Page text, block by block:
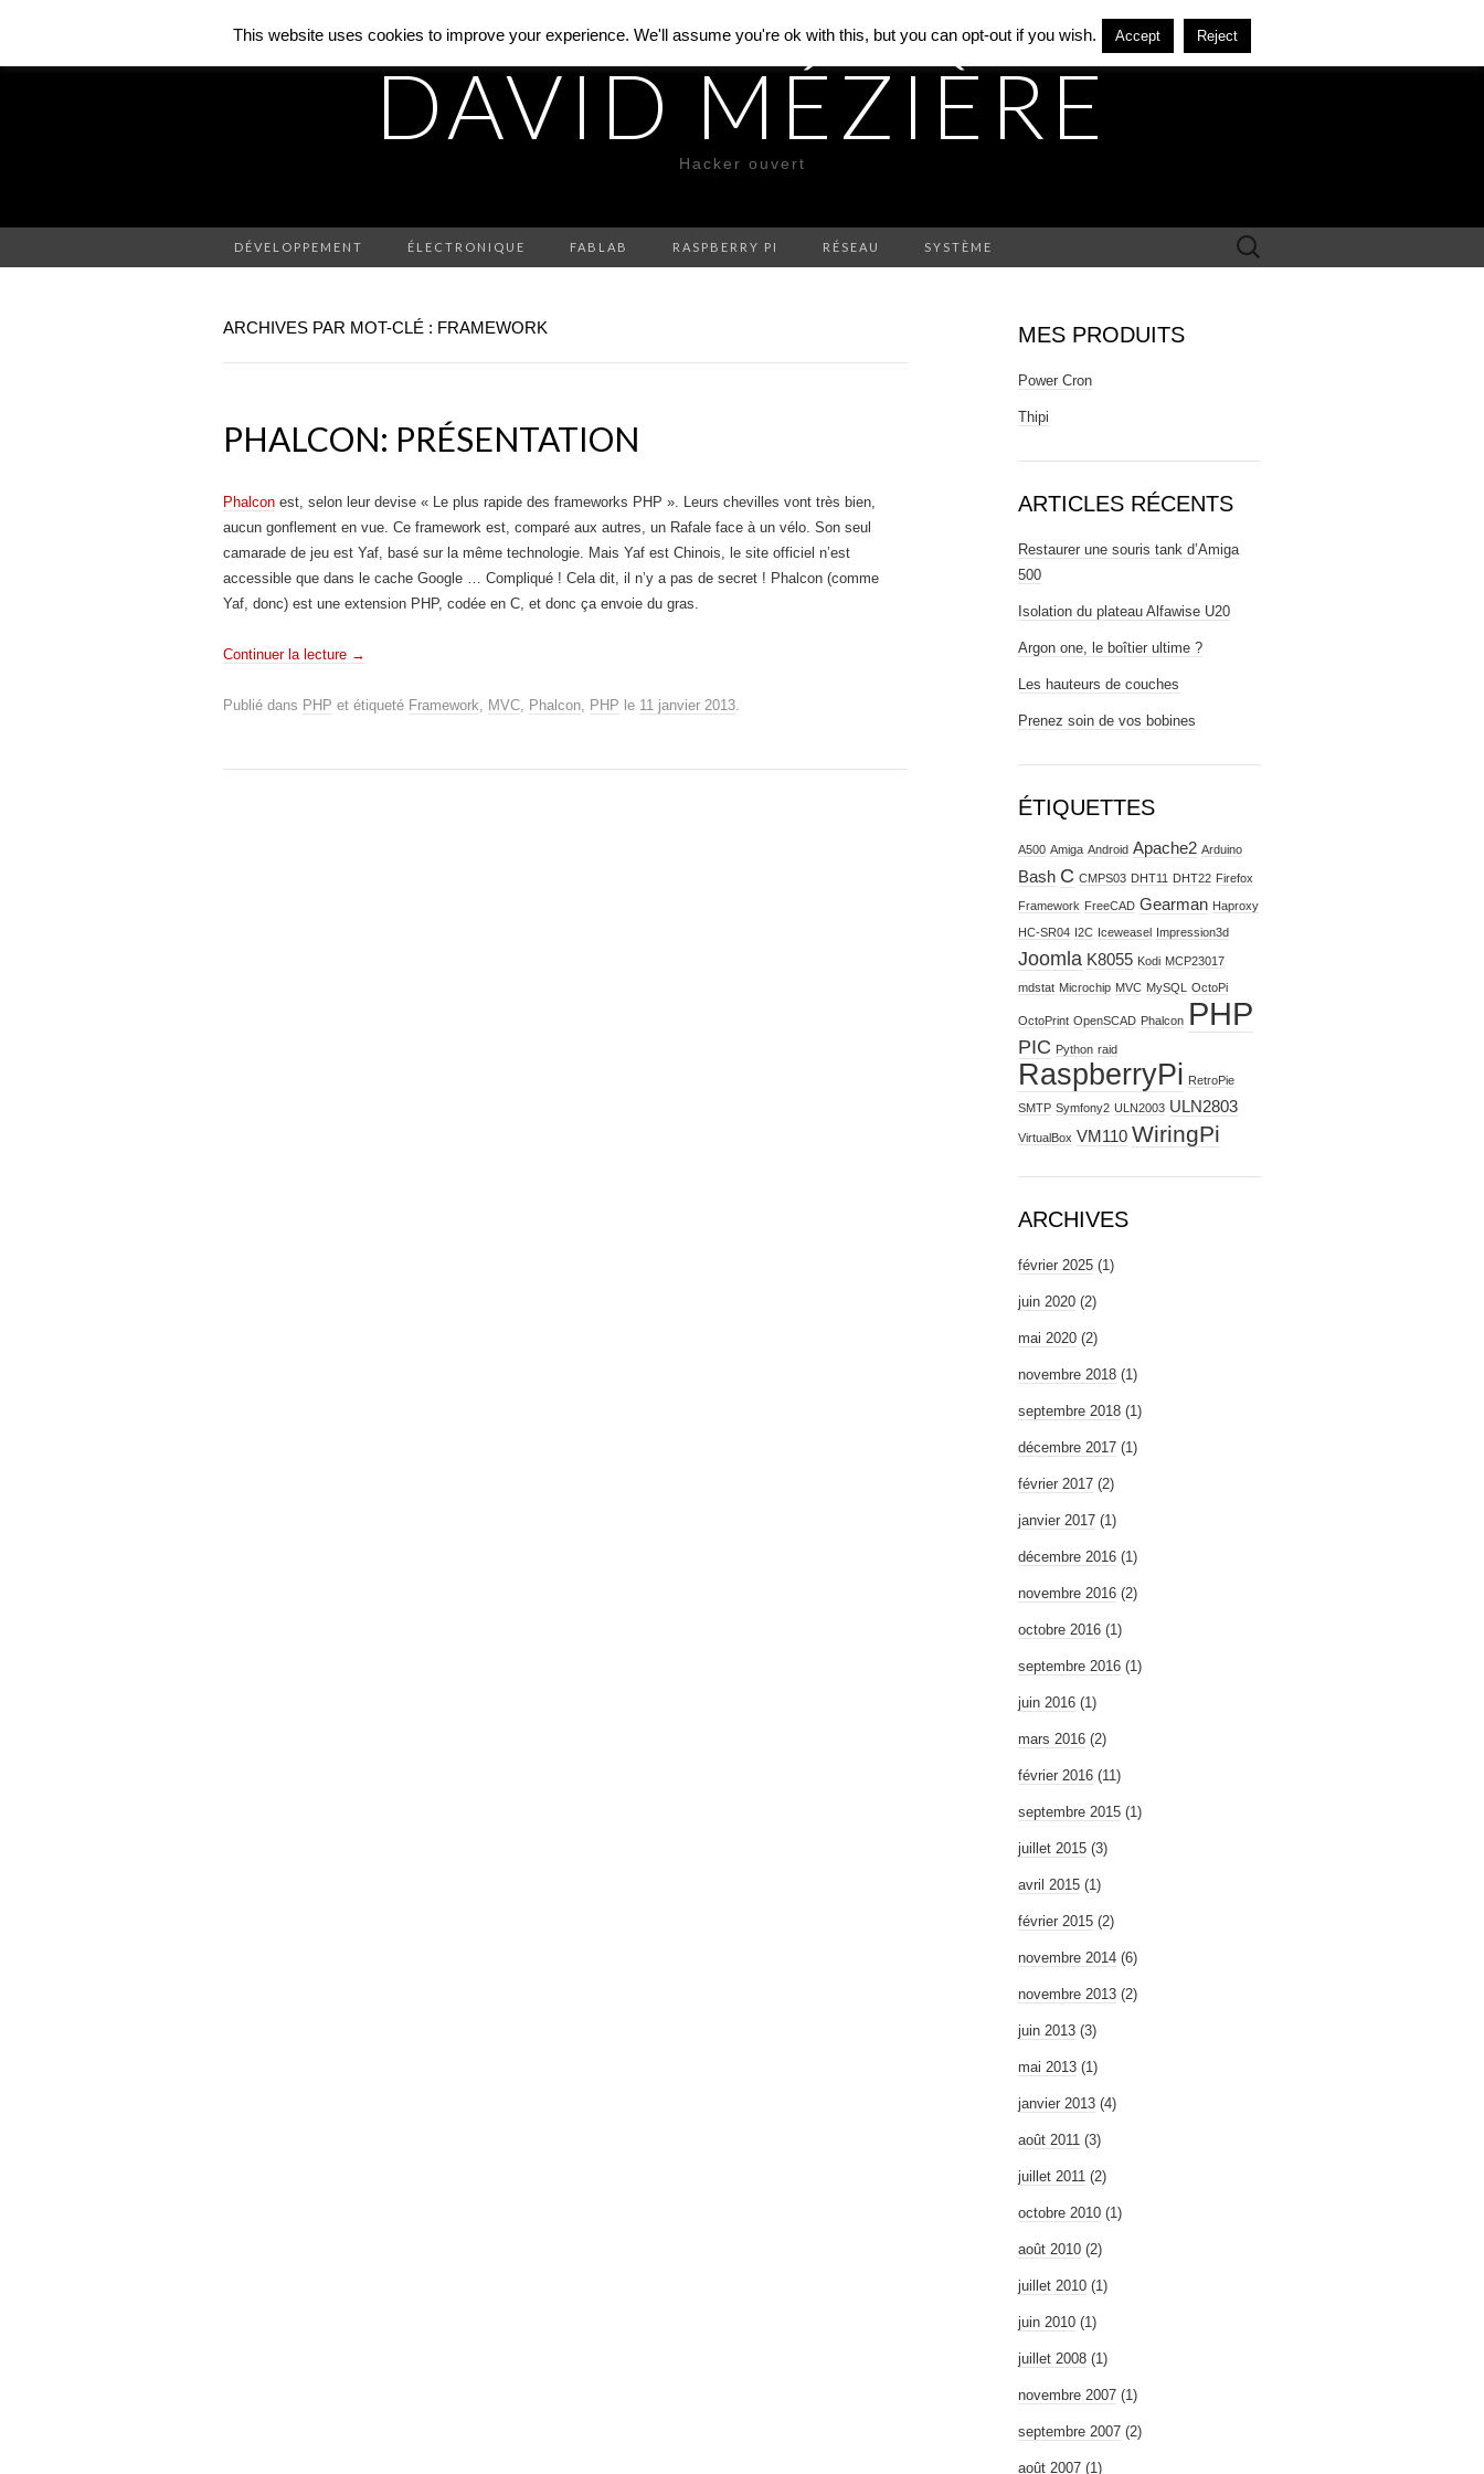
DAVID MÉZIÈRE
Hacker ouvert
DÉVELOPPEMENT ÉLECTRONIQUE FABLAB RASPBERRY PI RÉSEAU SYSTÈME Rechercher :
ARCHIVES PAR MOT-CLÉ : FRAMEWORK
PHALCON: PRÉSENTATION
Phalcon est, selon leur devise « Le plus rapide des frameworks PHP ». Leurs chevilles vont très bien,
aucun gonflement en vue. Ce framework est, comparé aux autres, un Rafale face à un vélo. Son seul
camarade de jeu est Yaf, basé sur la même technologie. Mais Yaf est Chinois, le site officiel n’est
accessible que dans le cache Google … Compliqué ! Cela dit, il n’y a pas de secret ! Phalcon (comme
Yaf, donc) est une extension PHP, codée en C, et donc ça envoie du gras.
Continuer la lecture →
Publié dans PHP et étiqueté Framework, MVC, Phalcon, PHP le 11 janvier 2013.
MES PRODUITS
Power Cron
Thipi
ARTICLES RÉCENTS
Restaurer une souris tank d’Amiga
500
Isolation du plateau Alfawise U20
Argon one, le boîtier ultime ?
Les hauteurs de couches
Prenez soin de vos bobines
ÉTIQUETTES
A500 Amiga Android Apache2 Arduino
Bash C CMPS03 DHT11 DHT22 Firefox
Framework FreeCAD Gearman Haproxy
HC-SR04 I2C Iceweasel Impression3d
Joomla K8055 Kodi MCP23017
mdstat Microchip MVC MySQL OctoPi
OctoPrint OpenSCAD Phalcon PHP
PIC Python raid
RaspberryPi RetroPie
SMTP Symfony2 ULN2003 ULN2803
VirtualBox VM110 WiringPi
ARCHIVES
février 2025 (1)
juin 2020 (2)
mai 2020 (2)
novembre 2018 (1)
septembre 2018 (1)
décembre 2017 (1)
février 2017 (2)
janvier 2017 (1)
décembre 2016 (1)
novembre 2016 (2)
octobre 2016 (1)
septembre 2016 (1)
juin 2016 (1)
mars 2016 (2)
février 2016 (11)
septembre 2015 (1)
juillet 2015 (3)
avril 2015 (1)
février 2015 (2)
novembre 2014 (6)
novembre 2013 (2)
juin 2013 (3)
mai 2013 (1)
janvier 2013 (4)
août 2011 (3)
juillet 2011 (2)
octobre 2010 (1)
août 2010 (2)
juillet 2010 (1)
juin 2010 (1)
juillet 2008 (1)
novembre 2007 (1)
septembre 2007 (2)
août 2007 (1)
This website uses cookies to improve your experience. We'll assume you're ok with this, but you can opt-out if you wish. Accept Reject